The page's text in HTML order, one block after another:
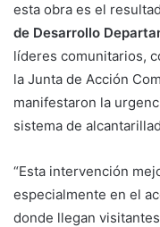
esta obra es el
de Desarrollo
líderes comunitarios,
la Junta de Acción
manifestaron la
sistema de
“Esta intervención
especialmente en el
donde llegan